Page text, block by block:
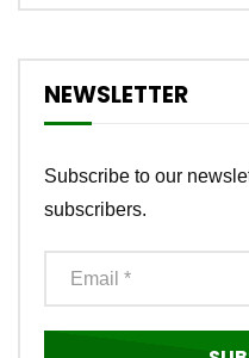
NEWSLETTER
Subscribe to our
subscribers.